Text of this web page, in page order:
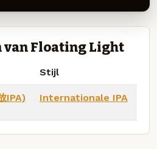
Floating Light
Stijl
IPA) Internationale IPA